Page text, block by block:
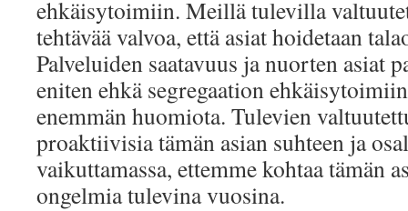
ehkäisytoimiin. Meillä tulevilla
tehtävää valvoa, että asiat hoidetaan
Palveluiden saatavuus ja nuorten asiat
eniten ehkä segregaation
enemmän huomiota. Tulevien
proaktiivisia tämän asian suhteen ja
vaikuttamassa, ettemme kohtaa tämän
ongelmia tulevina vuosina.